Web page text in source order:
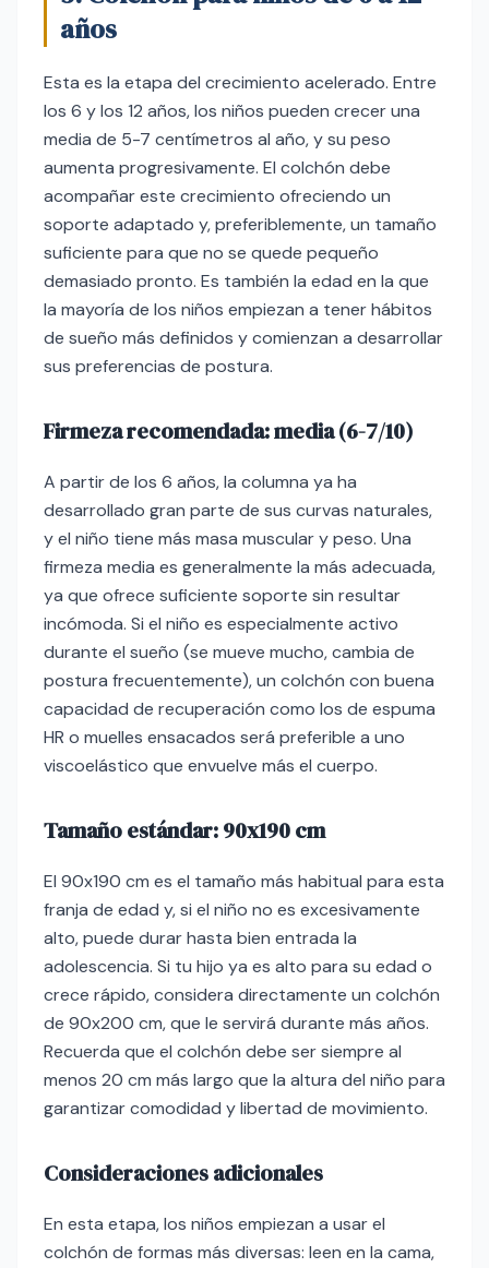
años
Esta es la etapa del crecimiento acelerado. Entre
los 6 y los 12 años, los niños pueden crecer una
media de 5-7 centímetros al año, y su peso
aumenta progresivamente. El colchón debe
acompañar este crecimiento ofreciendo un
soporte adaptado y, preferiblemente, un tamaño
suficiente para que no se quede pequeño
demasiado pronto. Es también la edad en la que
la mayoría de los niños empiezan a tener hábitos
de sueño más definidos y comienzan a desarrollar
sus preferencias de postura.
Firmeza recomendada: media (6-7/10)
A partir de los 6 años, la columna ya ha
desarrollado gran parte de sus curvas naturales,
y el niño tiene más masa muscular y peso. Una
firmeza media es generalmente la más adecuada,
ya que ofrece suficiente soporte sin resultar
incómoda. Si el niño es especialmente activo
durante el sueño (se mueve mucho, cambia de
postura frecuentemente), un colchón con buena
capacidad de recuperación como los de espuma
HR o muelles ensacados será preferible a uno
viscoelástico que envuelve más el cuerpo.
Tamaño estándar: 90x190 cm
El 90x190 cm es el tamaño más habitual para esta
franja de edad y, si el niño no es excesivamente
alto, puede durar hasta bien entrada la
adolescencia. Si tu hijo ya es alto para su edad o
crece rápido, considera directamente un colchón
de 90x200 cm, que le servirá durante más años.
Recuerda que el colchón debe ser siempre al
menos 20 cm más largo que la altura del niño para
garantizar comodidad y libertad de movimiento.
Consideraciones adicionales
En esta etapa, los niños empiezan a usar el
colchón de formas más diversas: leen en la cama,